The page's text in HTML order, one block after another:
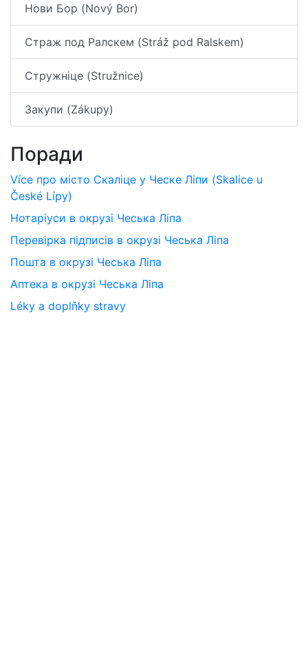
Нови Бор (Nový Bor)
Страж под Ралскем (Stráž pod Ralskem)
Стружніце (Stružnice)
Закупи (Zákupy)
Поради
Více про місто Скаліце у Ческе Ліпи (Skalice u
České Lípy)
Нотаріуси в окрузі Чеська Ліпа
Перевірка підписів в окрузі Чеська Ліпа
Пошта в окрузі Чеська Ліпа
Аптека в окрузі Чеська Ліпа
Léky a doplňky stravy